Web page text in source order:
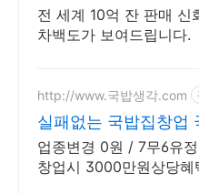
전 세계 10억 잔 판매 신
차백도가 보여드립니다.
http://www.국밥생각.com
실패없는 국밥집창업
인건비 절감과 높은
업종변경 0원 / 7무6유
창업시 3000만원상당